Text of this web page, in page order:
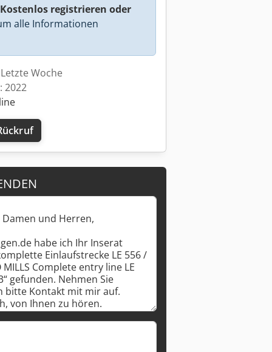
Kostenlos registrieren oder
alle Informationen
Woche
2022